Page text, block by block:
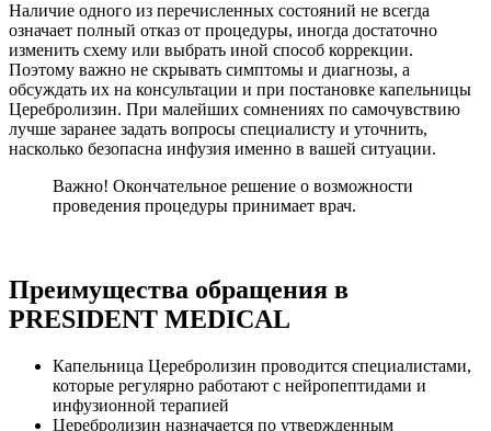
Наличие одного из перечисленных состояний не всегда
означает полный отказ от процедуры, иногда достаточно
изменить схему или выбрать иной способ коррекции.
Поэтому важно не скрывать симптомы и диагнозы, а
обсуждать их на консультации и при постановке капельницы
Церебролизин. При малейших сомнениях по самочувствию
лучше заранее задать вопросы специалисту и уточнить,
насколько безопасна инфузия именно в вашей ситуации.
Важно! Окончательное решение о возможности
проведения процедуры принимает врач.
Преимущества обращения в
PRESIDENT MEDICAL
Капельница Церебролизин проводится специалистами,
которые регулярно работают с нейропептидами и
инфузионной терапией
Церебролизин назначается по утвержденным